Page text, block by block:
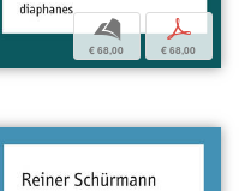
b
€ 68,00
p
€ 68,00